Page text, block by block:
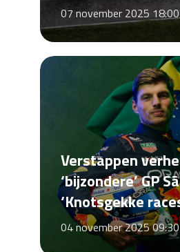
07 november 2025
Verstappen
‘bijzondere’ GP
‘Knotsgekke
04 november 2025